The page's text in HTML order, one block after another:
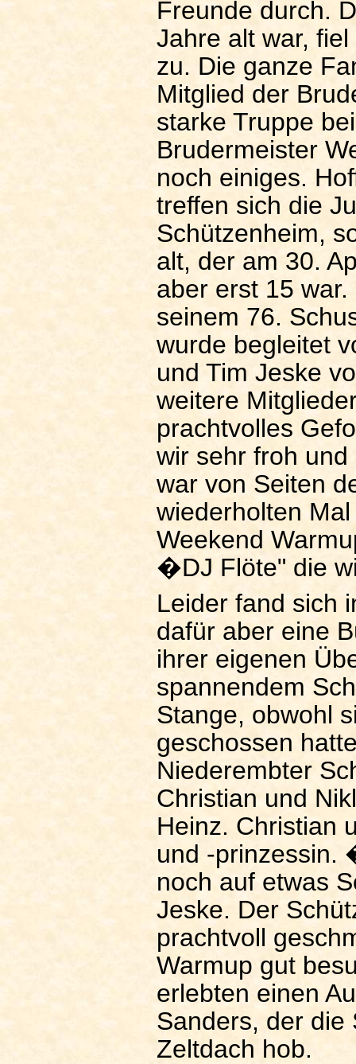
Freunde durch.
Jahre alt war,
zu. Die ganze
Mitglied der
starke Truppe
Brudermeister
noch einiges.
treffen sich die
Schützenheim,
alt, der am 30.
aber erst 15
seinem 76.
wurde begleitet
und Tim Jeske
weitere
prachtvolles
wir sehr froh
war von Seiten
wiederholten
Weekend
�DJ Flöte" die
Leider fand sich
dafür aber eine
ihrer eigenen
spannendem
Stange, obwohl
geschossen
Niederembter
Christian und
Heinz. Christian
und -prinzessin.
noch auf etwas
Jeske. Der
prachtvoll
Warmup gut
erlebten einen
Sanders, der die
Zeltdach hob.